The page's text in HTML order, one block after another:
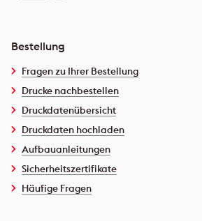
Bestellung
Fragen zu Ihrer Bestellung
Drucke nachbestellen
Druckdatenübersicht
Druckdaten hochladen
Aufbauanleitungen
Sicherheitszertifikate
Häufige Fragen